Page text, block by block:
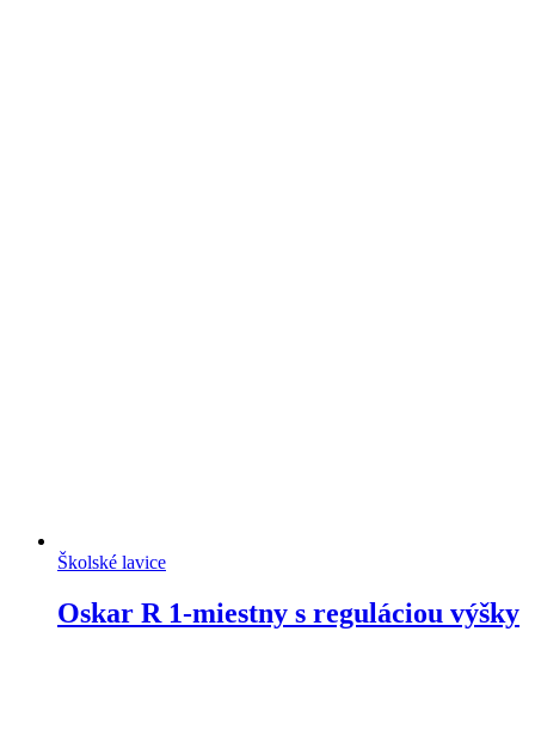
Školské lavice
Oskar R 1-miestny s reguláciou výšky